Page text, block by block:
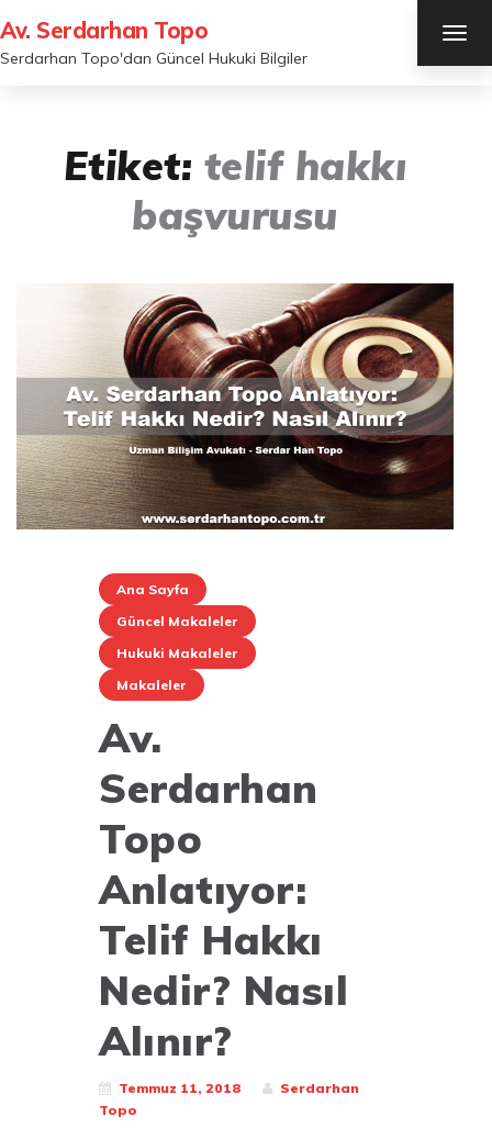
Av. Serdarhan Topo
Serdarhan Topo'dan Güncel Hukuki Bilgiler
Etiket: telif hakkı
başvurusu
Ana Sayfa
Güncel Makaleler
Hukuki Makaleler
Makaleler
Av.
Serdarhan
Topo
Anlatıyor:
Telif Hakkı
Nedir? Nasıl
Alınır?
Temmuz 11, 2018
Serdarhan
Topo